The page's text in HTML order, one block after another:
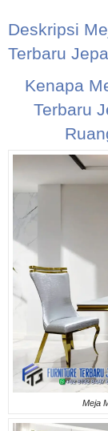
Deskripsi
Terbaru
Kenapa
Terbaru
Meja